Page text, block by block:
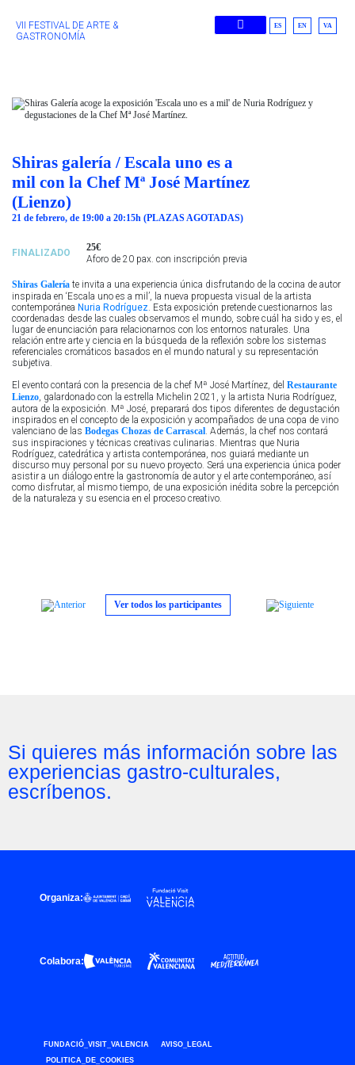
VII FESTIVAL DE ARTE &
GASTRONOMÍA
ES EN VA
Shiras galería / Escala uno es a
mil con la Chef Mª José Martínez
(Lienzo)
21 de febrero, de 19:00 a 20:15h (PLAZAS AGOTADAS)
FINALIZADO
25€
Aforo de 20 pax. con inscripción previa
Shiras Galería te invita a una experiencia única disfrutando de la cocina de autor
inspirada en ‘Escala uno es a mil’, la nueva propuesta visual de la artista
contemporánea Nuria Rodríguez . Esta exposición pretende cuestionarnos las
coordenadas desde las cuales observamos el mundo, sobre cuál ha sido y es, el
lugar de enunciación para relacionarnos con los entornos naturales. Una
relación entre arte y ciencia en la búsqueda de la reflexión sobre los sistemas
referenciales cromáticos basados en el mundo natural y su representación
subjetiva.
El evento contará con la presencia de la chef Mª José Martínez , del Restaurante
Lienzo , galardonado con la estrella Michelin 2021, y la artista Nuria Rodríguez
autora de la exposición. Mª José, preparará dos tipos diferentes de degustación
inspirados en el concepto de la exposición y acompañados de una copa de vino
valenciano de las Bodegas Chozas de Carrascal . Además, la chef nos contará
sus inspiraciones y técnicas creativas culinarias. Mientras que Nuria
Rodríguez , catedrática y artista contemporánea, nos guiará mediante un
discurso muy personal por su nuevo proyecto. Será una experiencia única poder
asistir a un diálogo entre la gastronomía de autor y el arte contemporáneo, así
como disfrutar, al mismo tiempo, de una exposición inédita sobre la percepción
de la naturaleza y su esencia en el proceso creativo.
Ver todos los participantes
Si quieres más información sobre las
experiencias gastro-culturales,
escríbenos.
Organiza:
Colabora:
FUNDACIÓ_VISIT_VALENCIA
AVISO_LEGAL
POLITICA_DE_COOKIES